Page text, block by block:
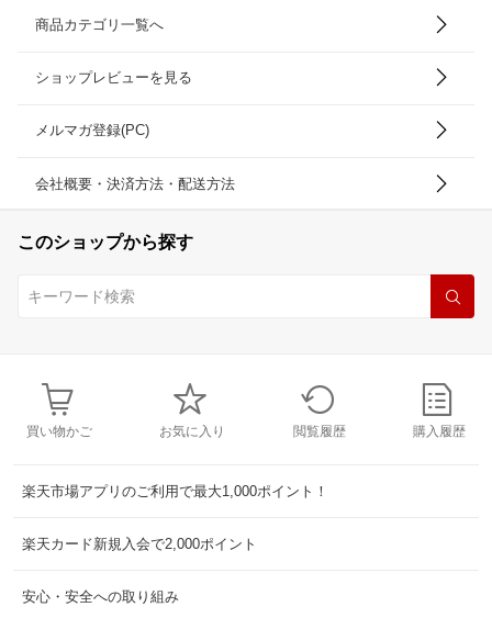
商品カテゴリ一覧へ
ショップレビューを見る
メルマガ登録(PC)
会社概要・決済方法・配送方法
このショップから探す
買い物かご お気に入り 閲覧履歴 購入履歴
楽天市場アプリのご利用で最大1,000ポイント！
楽天カード新規入会で2,000ポイント
安心・安全への取り組み